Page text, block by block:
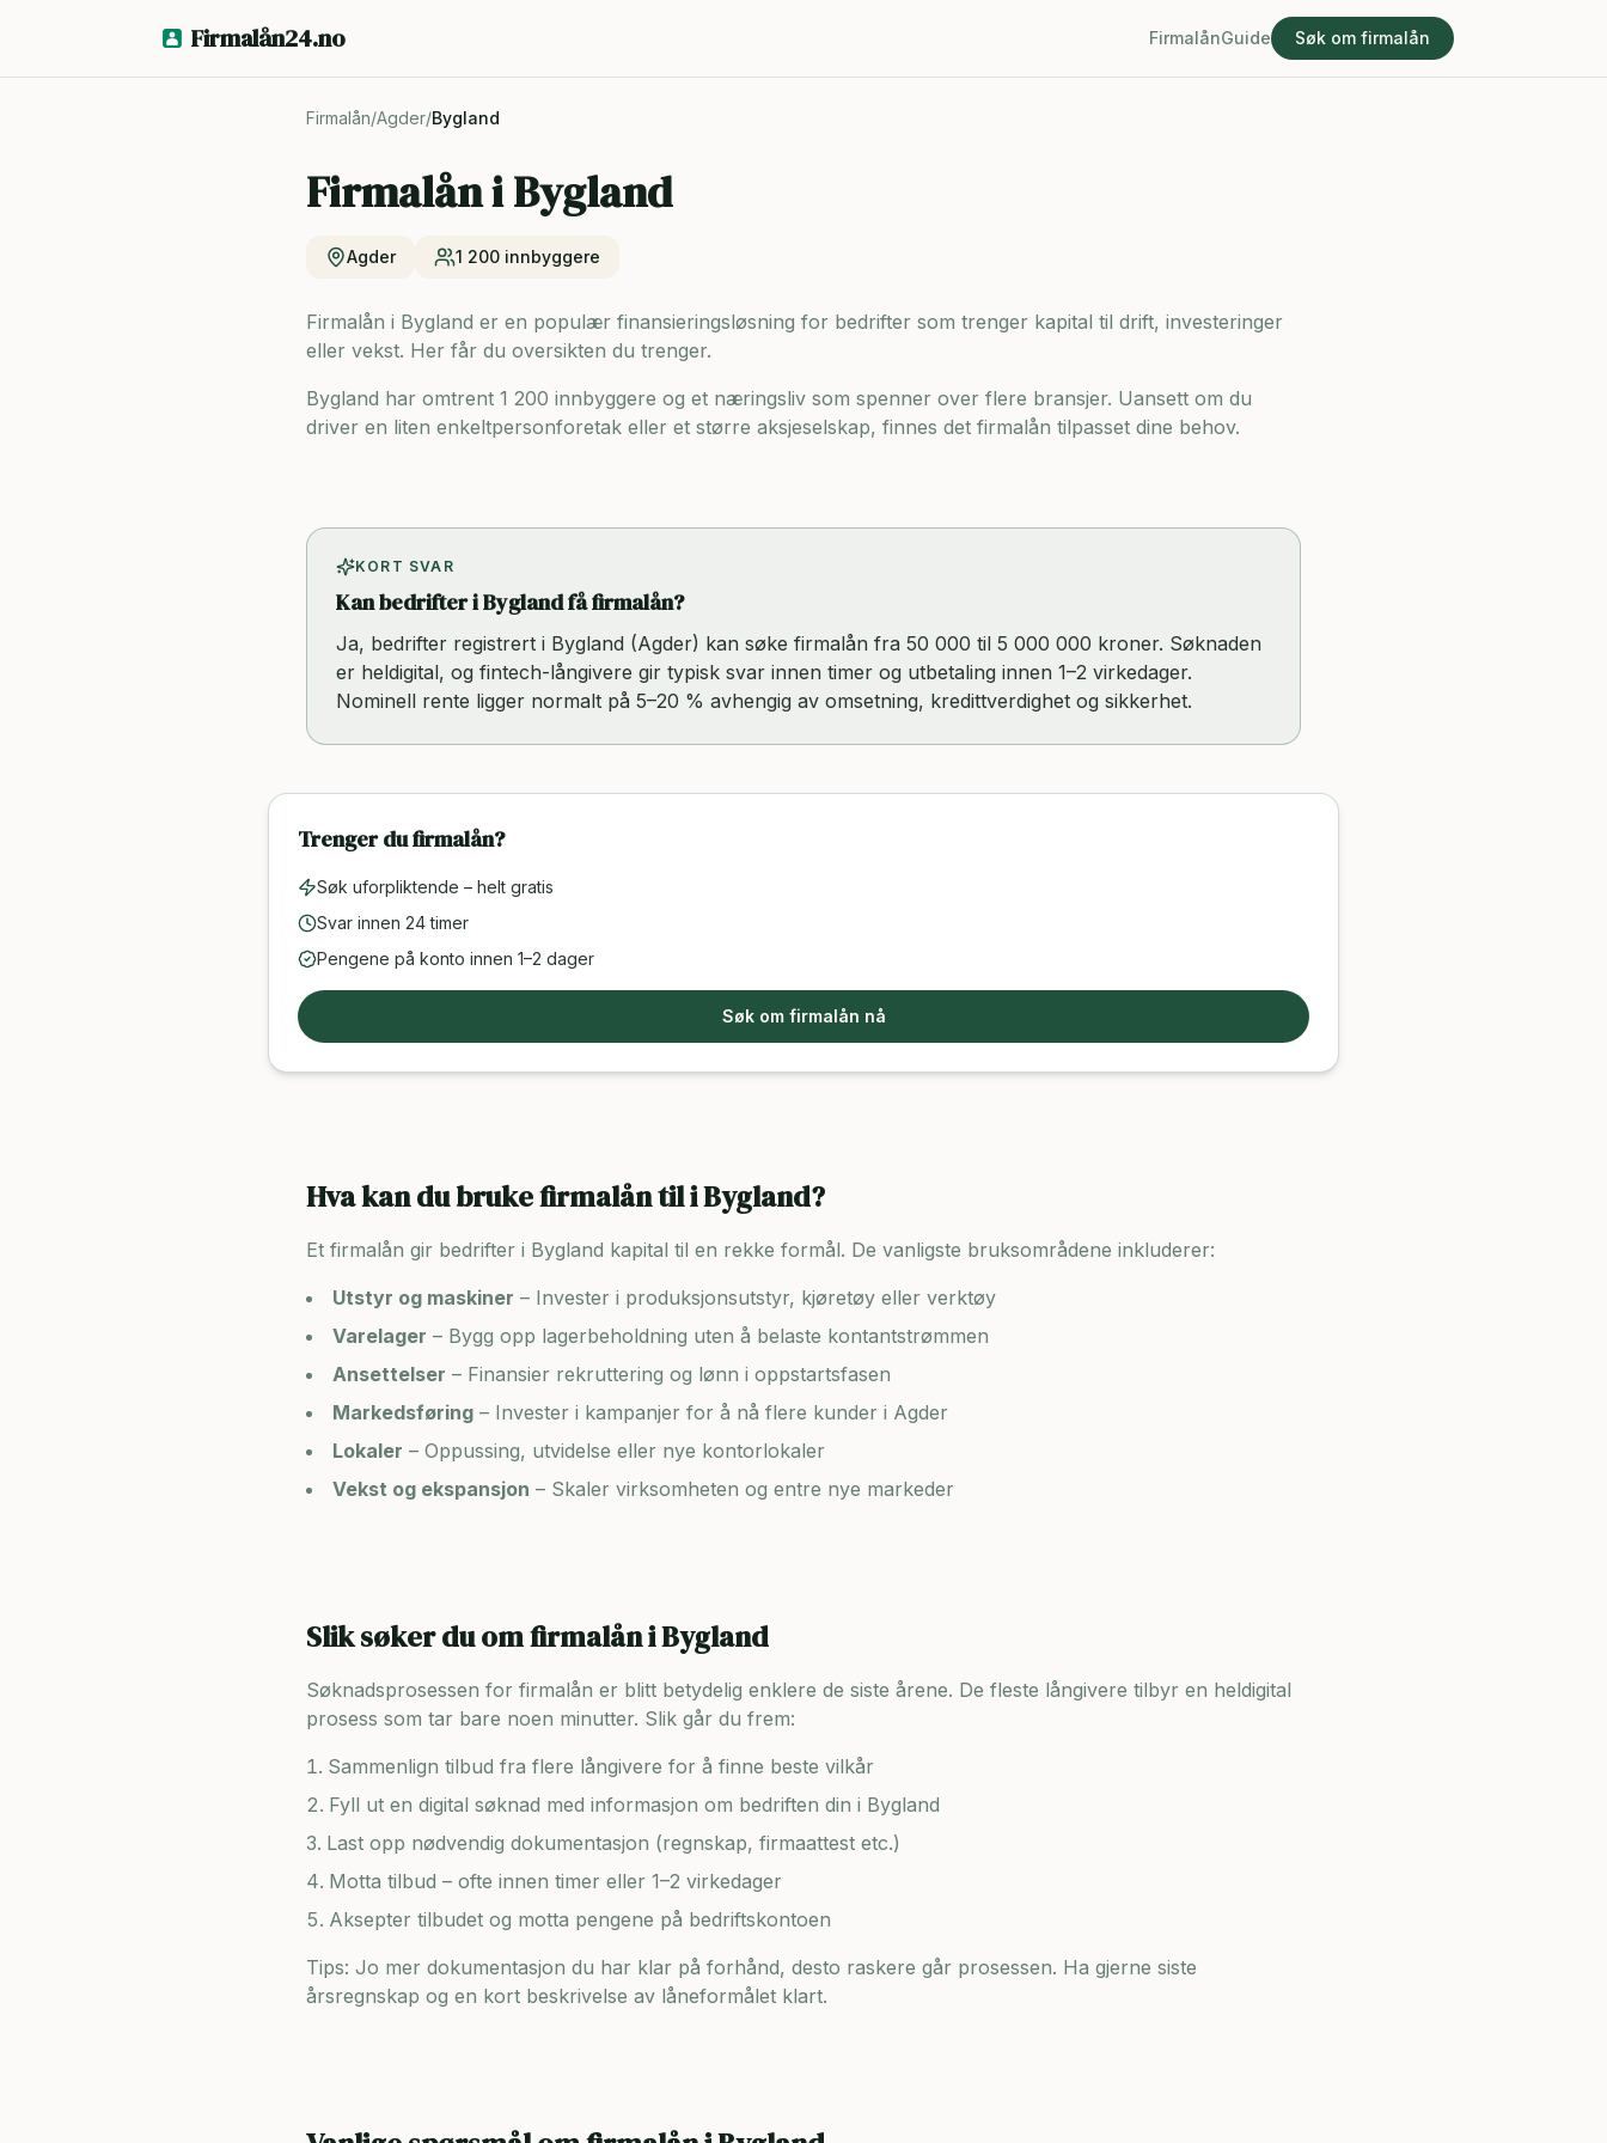
Firmalån24.no FirmalånGuide Søk om firmalån
Firmalån/Agder/Bygland
Firmalån iBygland
Agder 1 200 innbyggere
Firmalån i Bygland er en populær finansieringsløsning for bedrifter som trenger kapital til drift, investeringer
eller vekst. Her får du oversikten du trenger.
Bygland har omtrent 1 200 innbyggere og et næringsliv som spenner over flere bransjer. Uansett om du
driver en liten enkeltpersonforetak eller et større aksjeselskap, finnes det firmalån tilpasset dine behov.
KORT SVAR
Kan bedrifter i Bygland få firmalån?
Ja, bedrifter registrert i Bygland (Agder) kan søke firmalån fra 50 000 til 5 000 000 kroner. Søknaden
er heldigital, og fintech-långivere gir typisk svar innen timer og utbetaling innen 1–2 virkedager.
Nominell rente ligger normalt på 5–20 % avhengig av omsetning, kredittverdighet og sikkerhet.
Trenger du firmalån?
Søk uforpliktende – helt gratis
Svar innen 24 timer
Pengene på konto innen 1–2 dager
Søk om firmalån nå
Hva kan du bruke firmalån til iBygland?
Et firmalån gir bedrifter i Bygland kapital til en rekke formål. De vanligste bruksområdene inkluderer:
Utstyr og maskiner – Invester i produksjonsutstyr, kjøretøy eller verktøy
Varelager – Bygg opp lagerbeholdning uten å belaste kontantstrømmen
Ansettelser – Finansier rekruttering og lønn i oppstartsfasen
Markedsføring – Invester i kampanjer for å nå flere kunder i Agder
Lokaler – Oppussing, utvidelse eller nye kontorlokaler
Vekst og ekspansjon – Skaler virksomheten og entre nye markeder
Slik søker du om firmalån iBygland
Søknadsprosessen for firmalån er blitt betydelig enklere de siste årene. De fleste långivere tilbyr en heldigital
prosess som tar bare noen minutter. Slik går du frem:
Sammenlign tilbud fra flere långivere for å finne beste vilkår
Fyll ut en digital søknad med informasjon om bedriften din i Bygland
Last opp nødvendig dokumentasjon (regnskap, firmaattest etc.)
Motta tilbud – ofte innen timer eller 1–2 virkedager
Aksepter tilbudet og motta pengene på bedriftskontoen
Tips: Jo mer dokumentasjon du har klar på forhånd, desto raskere går prosessen. Ha gjerne siste
årsregnskap og en kort beskrivelse av låneformålet klart.